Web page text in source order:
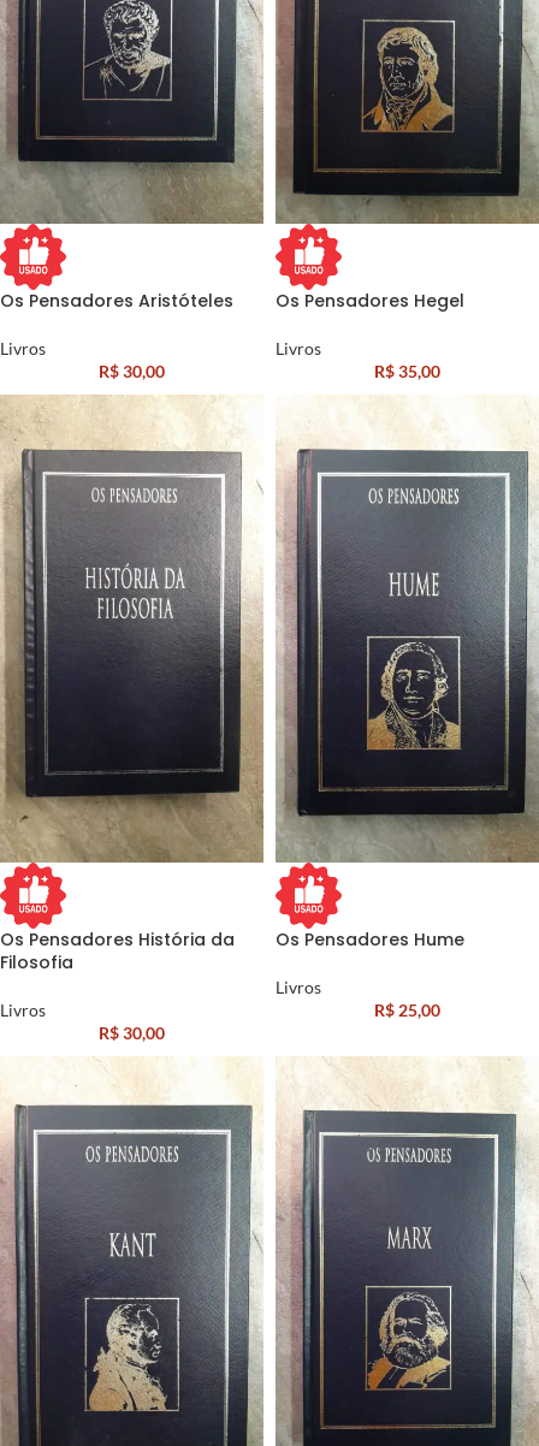
Os Pensadores Aristóteles
Livros
R$30,00
Os Pensadores Hegel
Livros
R$35,00
Os Pensadores História da
Filosofia
Livros
R$30,00
Os Pensadores Hume
Livros
R$ 25,00